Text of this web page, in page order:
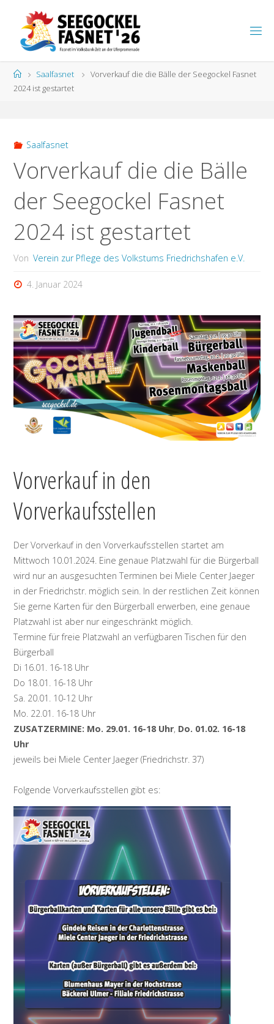
springen
EEG
OCK
StartSaalfasnet
Vorverkauf die die Bälle der Seegockel Fasnet
2024 ist gestartet
Saalfasnet
Vorverkauf die die Bälle
der Seegockel Fasnet
2024 ist gestartet
Von Verein zur Pflege des Volkstums Friedrichshafen e.V.
4. Januar 2024
Vorverkauf in den
Vorverkaufsstellen
Der Vorverkauf in den Vorverkaufsstellen startet am
Mittwoch 10.01.2024. Eine genaue Platzwahl für die Bürgerball
wird nur an ausgesuchten Terminen bei Miele Center Jaeger
in der Friedrichstr. möglich sein. In der restlichen Zeit können
Sie gerne Karten für den Bürgerball erwerben, eine genaue
Platzwahl ist aber nur eingeschränkt möglich.
Termine für freie Platzwahl an verfügbaren Tischen für den
Bürgerball
Di 16.01. 16-18 Uhr
Do 18.01. 16-18 Uhr
Sa. 20.01. 10-12 Uhr
Mo. 22.01. 16-18 Uhr
ZUSATZERMINE: Mo. 29.01. 16-18 Uhr, Do. 01.02. 16-18
Uhr
jeweils bei Miele Center Jaeger (Friedrichstr. 37)
Folgende Vorverkaufsstellen gibt es: